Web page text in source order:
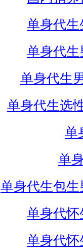
单身代
单身代生
单身代生
单身代生选
单
单
单身代生包生
单身代怀
单身代怀